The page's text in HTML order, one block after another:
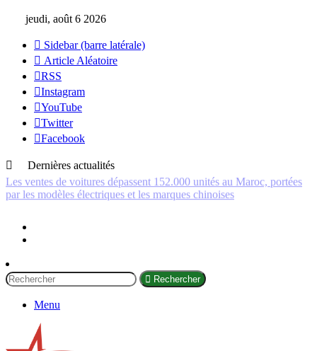
jeudi, août 6 2026
Sidebar (barre latérale)
Article Aléatoire
RSS
Instagram
YouTube
Twitter
Facebook
Dernières actualités
Les ventes de voitures dépassent 152.000 unités au Maroc, portées
par les modèles électriques et les marques chinoises
Rechercher
Menu